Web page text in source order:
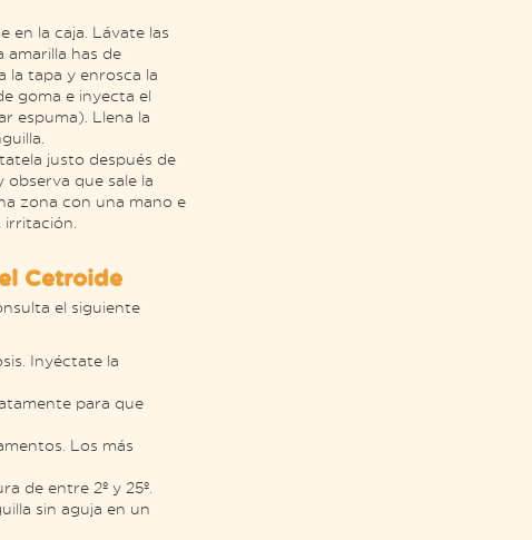
en la caja. Lávate las
amarilla has de
la tapa y enrosca la
goma e inyecta el
espuma). Llena la
justo después de
observa que sale la
zona con una mano e
Cetroide
el siguiente
Inyéctate la
para que
Los más
de entre 2º y 25º.
sin aguja en un